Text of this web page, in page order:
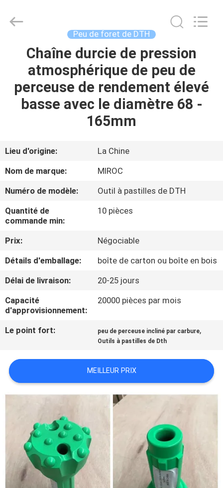
MAISON
DES
PRODUITS
SUJET
DE
NOUS
VISITE
D'USINE
CONTRÔLE
DE
QUALITÉ
CONTACTEZ-
DEMANDEZ
UNE
CITATION
PLAN
DU
SITE
(Beijing)
Peu de foret de DTH
Chaîne durcie de pression
atmosphérique de peu de
perceuse de rendement élevé
basse avec le diamètre 68 -
165mm
Lieu d'origine:
La Chine
Nom de marque:
MIROC
Numéro de modèle:
Outil à pastilles de DTH
Quantité de
commande min:
10 pièces
Prix:
Négociable
Détails d'emballage:
boîte de carton ou boîte en bois
Délai de livraison:
20-25 jours
Capacité
d'approvisionnement:
20000 pièces par mois
Le point fort: peu de perceuse incliné par carbure,
Outils à pastilles de Dth
MEILLEUR PRIX